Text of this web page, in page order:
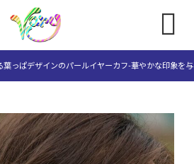

葉っぱデザインのパールイヤーカフ-華やかな印象を